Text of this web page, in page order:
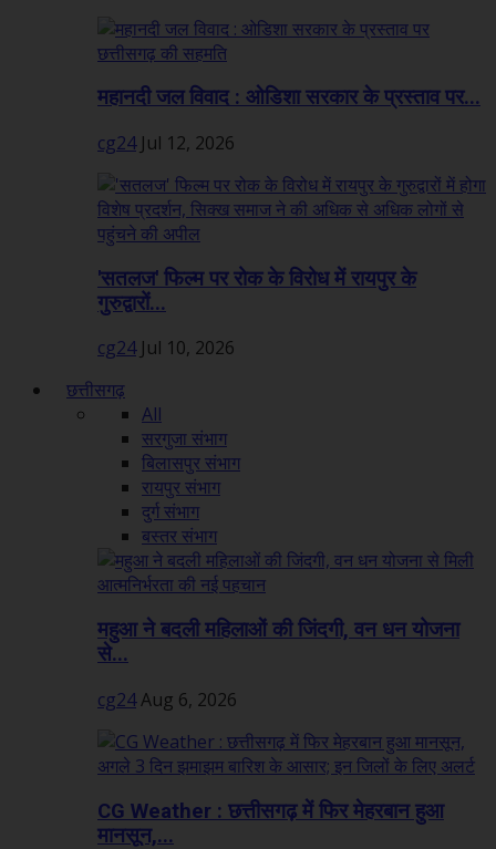
महानदी जल विवाद : ओडिशा सरकार के प्रस्ताव पर...
cg24 Jul 12, 2026
'सतलज' फिल्म पर रोक के विरोध में रायपुर के
गुरुद्वारों...
cg24 Jul 10, 2026
छत्तीसगढ़
All
सरगुजा संभाग
बिलासपुर संभाग
रायपुर संभाग
दुर्ग संभाग
बस्तर संभाग
महुआ ने बदली महिलाओं की जिंदगी, वन धन योजना
से...
cg24Aug 6, 2026
CG Weather : छत्तीसगढ़ में फिर मेहरबान हुआ
मानसून,...